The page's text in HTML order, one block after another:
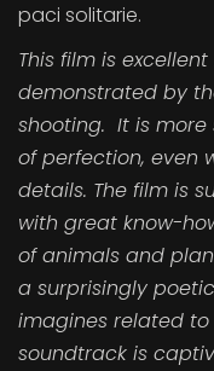
paci solitarie.
This film is
demonstrated by
shooting. It is
of perfection, even
details. The film is
with great know-
of animals and
a surprisingly
imagines related
soundtrack is